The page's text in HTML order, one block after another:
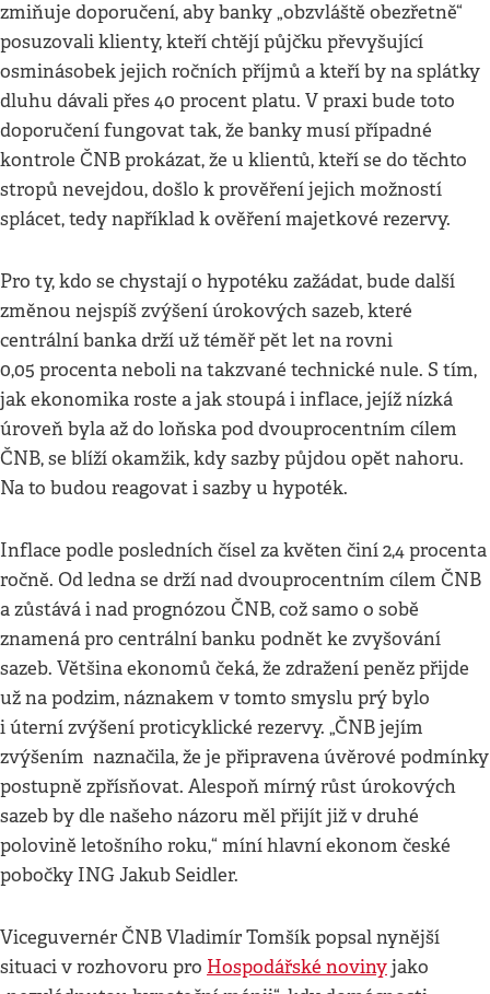
zmiňuje doporučení, aby banky „obzvláště obezřetně“
posuzovali klienty, kteří chtějí půjčku převyšující
osminásobek jejich ročních příjmů a kteří by na splátky
dluhu dávali přes 40 procent platu. V praxi bude toto
doporučení fungovat tak, že banky musí případné
kontrole ČNB prokázat, že u klientů, kteří se do těchto
stropů nevejdou, došlo k prověření jejich možností
splácet, tedy například k ověření majetkové rezervy.
Pro ty, kdo se chystají o hypotéku zažádat, bude další
změnou nejspíš zvýšení úrokových sazeb, které
centrální banka drží už téměř pět let na rovni
0,05 procenta neboli na takzvané technické nule. S tím,
jak ekonomika roste a jak stoupá i inflace, jejíž nízká
úroveň byla až do loňska pod dvouprocentním cílem
ČNB, se blíží okamžik, kdy sazby půjdou opět nahoru.
Na to budou reagovat i sazby u hypoték.
Inflace podle posledních čísel za květen činí 2,4 procenta
ročně. Od ledna se drží nad dvouprocentním cílem ČNB
a zůstává i nad prognózou ČNB, což samo o sobě
znamená pro centrální banku podnět ke zvyšování
sazeb. Většina ekonomů čeká, že zdražení peněz přijde
už na podzim, náznakem v tomto smyslu prý bylo
i úterní zvýšení proticyklické rezervy. „ČNB jejím
zvýšením naznačila, že je připravena úvěrové podmínky
postupně zpřísňovat. Alespoň mírný růst úrokových
sazeb by dle našeho názoru měl přijít již v druhé
polovině letošního roku,“ míní hlavní ekonom české
pobočky ING Jakub Seidler.
Viceguvernér ČNB Vladimír Tomšík popsal nynější
situaci v rozhovoru pro Hospodářské novinyjako